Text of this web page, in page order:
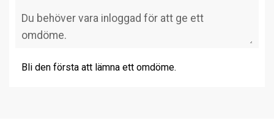
Bli den första att lämna ett omdöme.